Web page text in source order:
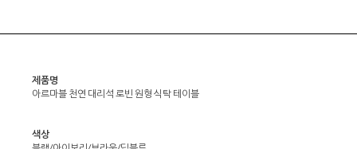
제품명
아르마블 천연 대리석 로빈 원형 식탁 테이블
색상